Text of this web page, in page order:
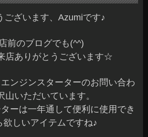
ございます、Azumiです♪
前のブログでも(^^)
店ありがとうございます☆
ンジンスターターのお問い合わ
山いただいています。
ーは一年通して便利に使用でき
欲しいアイテムですね♪